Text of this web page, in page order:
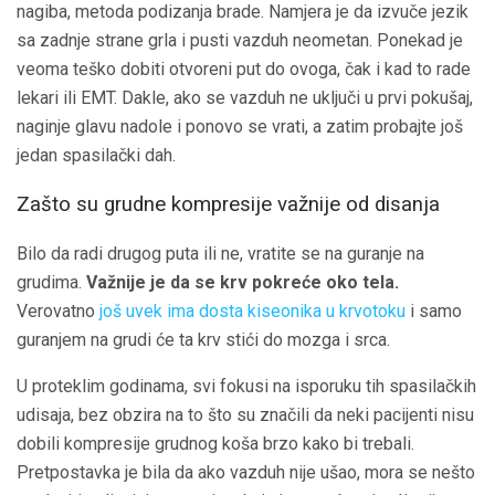
nagiba, metoda podizanja brade. Namjera je da izvuče jezik
sa zadnje strane grla i pusti vazduh neometan. Ponekad je
veoma teško dobiti otvoreni put do ovoga, čak i kad to rade
lekari ili EMT. Dakle, ako se vazduh ne uključi u prvi pokušaj,
naginje glavu nadole i ponovo se vrati, a zatim probajte još
jedan spasilački dah.
Zašto su grudne kompresije važnije od disanja
Bilo da radi drugog puta ili ne, vratite se na guranje na
grudima. Važnije je da se krv pokreće oko tela.
Verovatno još uvek ima dosta kiseonika u krvotoku i samo
guranjem na grudi će ta krv stići do mozga i srca.
U proteklim godinama, svi fokusi na isporuku tih spasilačkih
udisaja, bez obzira na to što su značili da neki pacijenti nisu
dobili kompresije grudnog koša brzo kako bi trebali.
Pretpostavka je bila da ako vazduh nije ušao, mora se nešto